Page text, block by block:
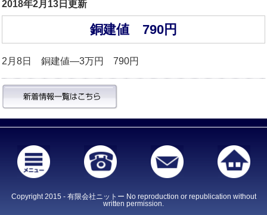
2018年2月13日更新
銅建値 790円
2月8日 銅建値―3万円 790円
Copyright 2015 - 有限会社ニットー No reproduction or republication without
written permission.